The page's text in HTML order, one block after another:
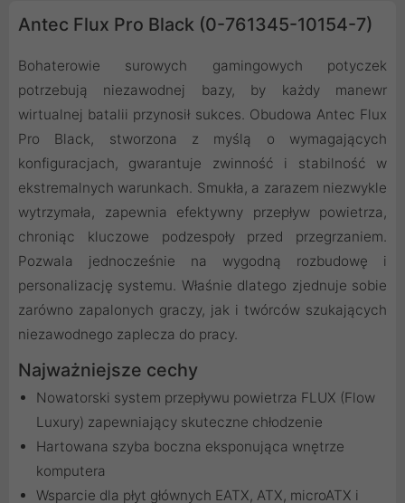
Antec Flux Pro Black (0-761345-10154-7)
Bohaterowie surowych gamingowych potyczek
potrzebują niezawodnej bazy, by każdy manewr
wirtualnej batalii przynosił sukces. Obudowa Antec Flux
Pro Black, stworzona z myślą o wymagających
konfiguracjach, gwarantuje zwinność i stabilność w
ekstremalnych warunkach. Smukła, a zarazem niezwykle
wytrzymała, zapewnia efektywny przepływ powietrza,
chroniąc kluczowe podzespoły przed przegrzaniem.
Pozwala jednocześnie na wygodną rozbudowę i
personalizację systemu. Właśnie dlatego zjednuje sobie
zarówno zapalonych graczy, jak i twórców szukających
niezawodnego zaplecza do pracy.
Najważniejsze cechy
Nowatorski system przepływu powietrza FLUX (Flow
Luxury) zapewniający skuteczne chłodzenie
Hartowana szyba boczna eksponująca wnętrze
komputera
Wsparcie dla płyt głównych EATX, ATX, microATX i